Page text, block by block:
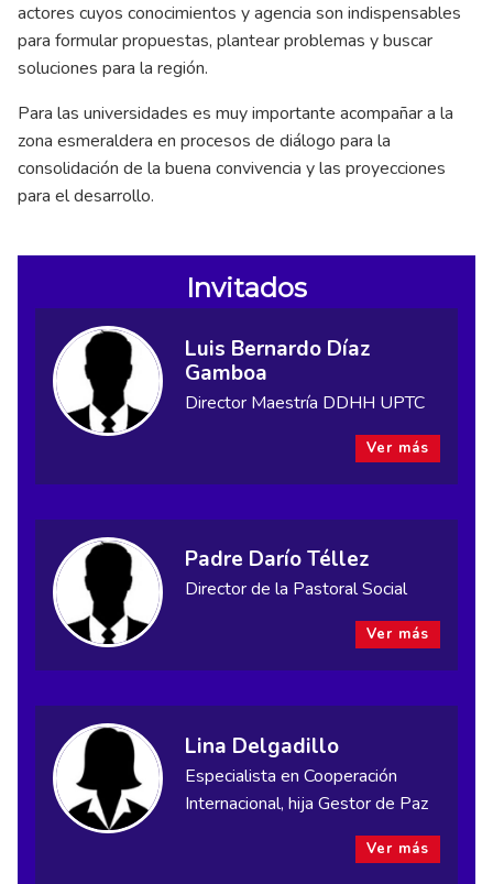
actores cuyos conocimientos y agencia son indispensables
para formular propuestas, plantear problemas y buscar
soluciones para la región.
Para las universidades es muy importante acompañar a la
zona esmeraldera en procesos de diálogo para la
consolidación de la buena convivencia y las proyecciones
para el desarrollo.
Invitados
Luis Bernardo Díaz
Gamboa
Director Maestría DDHH UPTC
Ver más
Padre Darío Téllez
Director de la Pastoral Social
Ver más
Lina Delgadillo
Especialista en Cooperación
Internacional, hija Gestor de Paz
Ver más